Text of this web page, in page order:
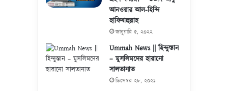
আনওয়ার আল-হিন্দি
হাফিযাহুল্লাহ
জানুয়ারি ৫, ২০২২
Ummah News || হিন্দুস্তান
– মুসলিমদের হারানো
সালতানাত
ডিসেম্বর ২৮, ২০২১